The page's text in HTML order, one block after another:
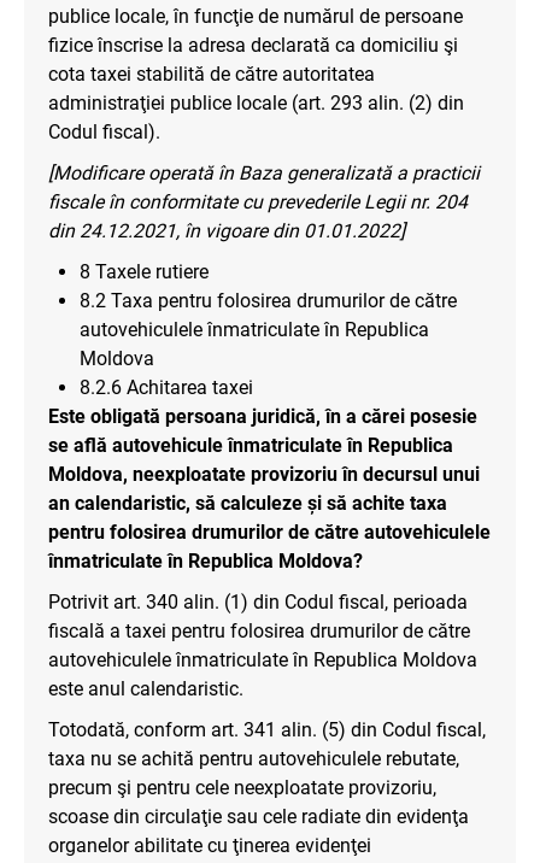
publice locale, în funcţie de numărul de persoane
fizice înscrise la adresa declarată ca domiciliu şi
cota taxei stabilită de către autoritatea
administraţiei publice locale (art. 293 alin. (2) din
Codul fiscal).
[Modificare operată în Baza generalizată a practicii
fiscale în conformitate cu prevederile Legii nr. 204
din 24.12.2021, în vigoare din 01.01.2022]
8 Taxele rutiere
8.2 Taxa pentru folosirea drumurilor de către
autovehiculele înmatriculate în Republica
Moldova
8.2.6 Achitarea taxei
Este obligată persoana juridică, în a cărei posesie
se află autovehicule înmatriculate în Republica
Moldova, neexploatate provizoriu în decursul unui
an calendaristic, să calculeze și să achite taxa
pentru folosirea drumurilor de către autovehiculele
înmatriculate în Republica Moldova?
Potrivit art. 340 alin. (1) din Codul fiscal, perioada
fiscală a taxei pentru folosirea drumurilor de către
autovehiculele înmatriculate în Republica Moldova
este anul calendaristic.
Totodată, conform art. 341 alin. (5) din Codul fiscal,
taxa nu se achită pentru autovehiculele rebutate,
precum şi pentru cele neexploatate provizoriu,
scoase din circulaţie sau cele radiate din evidenţa
organelor abilitate cu ţinerea evidenţei